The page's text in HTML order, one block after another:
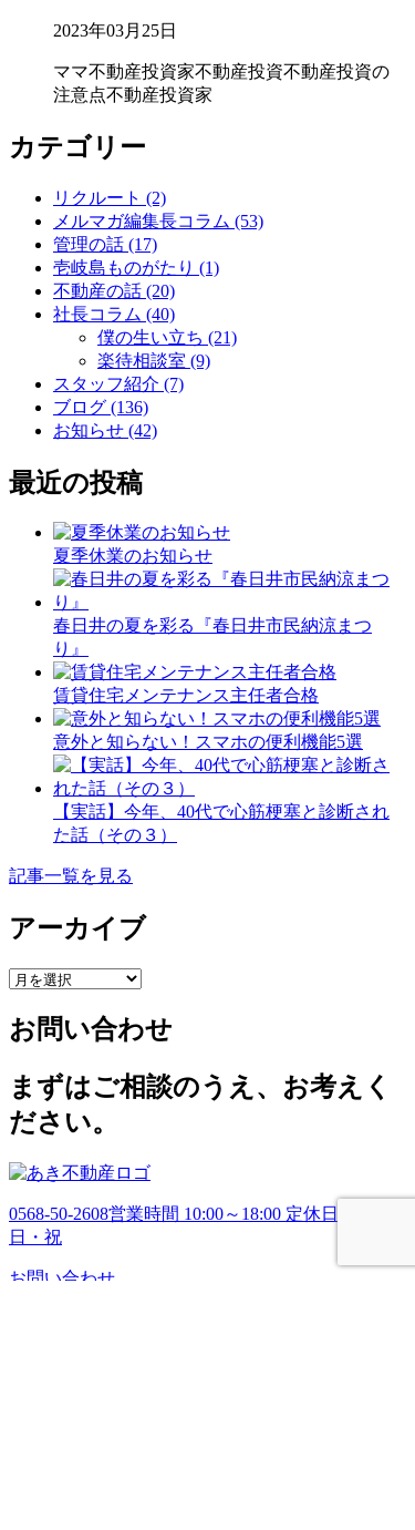
2023年03月25日
ママ不動産投資家不動産投資不動産投資の
注意点不動産投資家
カテゴリー
リクルート (2)
メルマガ編集長コラム (53)
管理の話 (17)
壱岐島ものがたり (1)
不動産の話 (20)
社長コラム (40)
僕の生い立ち (21)
楽待相談室 (9)
スタッフ紹介 (7)
ブログ (136)
お知らせ (42)
最近の投稿
夏季休業のお知らせ
春日井の夏を彩る『春日井市民納涼まつ
り』
賃貸住宅メンテナンス主任者合格
意外と知らない！スマホの便利機能5選
【実話】今年、40代で心筋梗塞と診断され
た話（その３）
記事一覧を見る
アーカイブ
ア
カ
イ
ブ
お問い合わせ
まずはご相談のうえ、お考えく
ださい。
0568-50-2608営業時間 10:00～18:00 定休日 土・
日・祝
お問い合わせ